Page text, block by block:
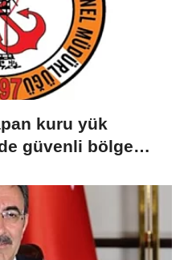
kuru yük
güvenli bölgeye